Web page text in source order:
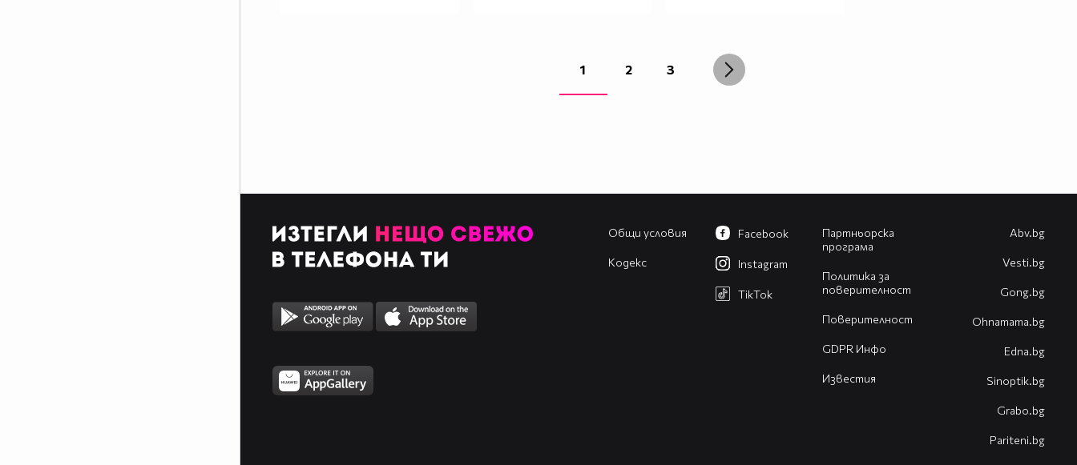
1 2 3
Общи условия
Кодекс
Партньорска
програма
Политика за
поверителност
Поверителност
GDPR Инфо
Известия
Facebook
Instagram
TikTok
Abv.bg
Vesti.bg
Gong.bg
Оhnamama.bg
Edna.bg
Sinoptik.bg
Grabo.bg
Pariteni.bg